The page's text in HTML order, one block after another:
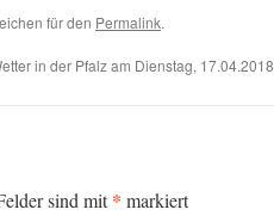
für den Permalink.
in der Pfalz am Dienstag, 17.04.2018
sind mit* markiert